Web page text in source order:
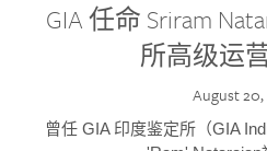
GIA 任命 Sriram
所高级运
August 20,
曾任 GIA 印度鉴定所（GIA